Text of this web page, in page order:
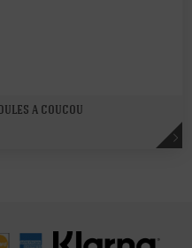
a coucou